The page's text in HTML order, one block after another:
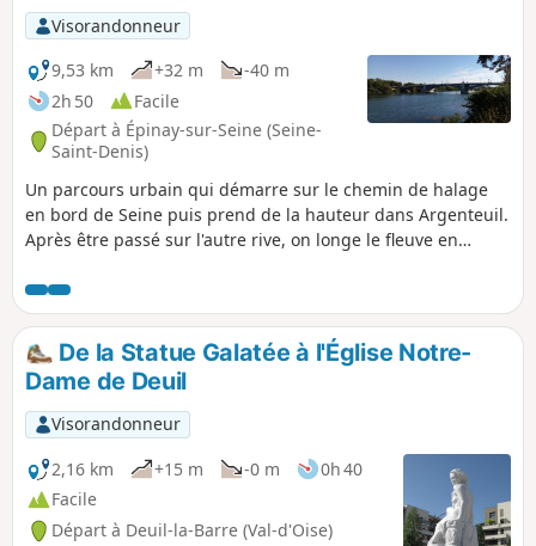
Visorandonneur
9,53 km
+32 m
-40 m
2h 50
Facile
Départ à Épinay-sur-Seine (Seine-
Saint-Denis)
Un parcours urbain qui démarre sur le chemin de halage
en bord de Seine puis prend de la hauteur dans Argenteuil.
Après être passé sur l'autre rive, on longe le fleuve en
De la Statue Galatée à l'Église Notre-
Dame de Deuil
Visorandonneur
2,16 km
+15 m -0 m
0h 40
Facile
Départ à Deuil-la-Barre (Val-d'Oise)